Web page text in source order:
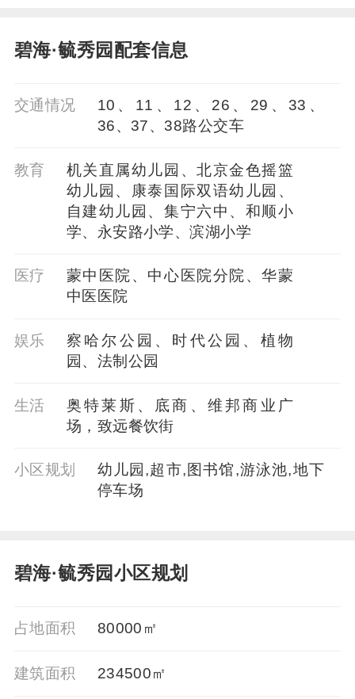
碧海·毓秀园配套信息
交通情况
10、11、12、26、29、33、
36、37、38路公交车
教育
机关直属幼儿园、北京金色摇篮
幼儿园、康泰国际双语幼儿园、
自建幼儿园、集宁六中、和顺小
学、永安路小学、滨湖小学
医疗
蒙中医院、中心医院分院、华蒙
中医医院
娱乐
察哈尔公园、时代公园、植物
园、法制公园
生活
奥特莱斯、底商、维邦商业广
场，致远餐饮街
小区规划
幼儿园,超市,图书馆,游泳池,地下
停车场
碧海·毓秀园小区规划
占地面积 80000㎡
建筑面积 234500㎡